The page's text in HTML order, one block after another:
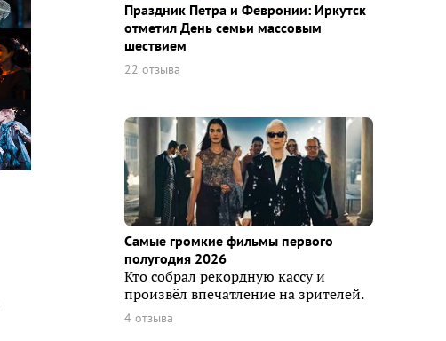
Праздник Петра и Февронии: Иркутск
отметил День семьи массовым
шествием
22 отзыва
Самые громкие фильмы первого
полугодия 2026
Кто собрал рекордную кассу и
произвёл впечатление на зрителей.
4 отзыва